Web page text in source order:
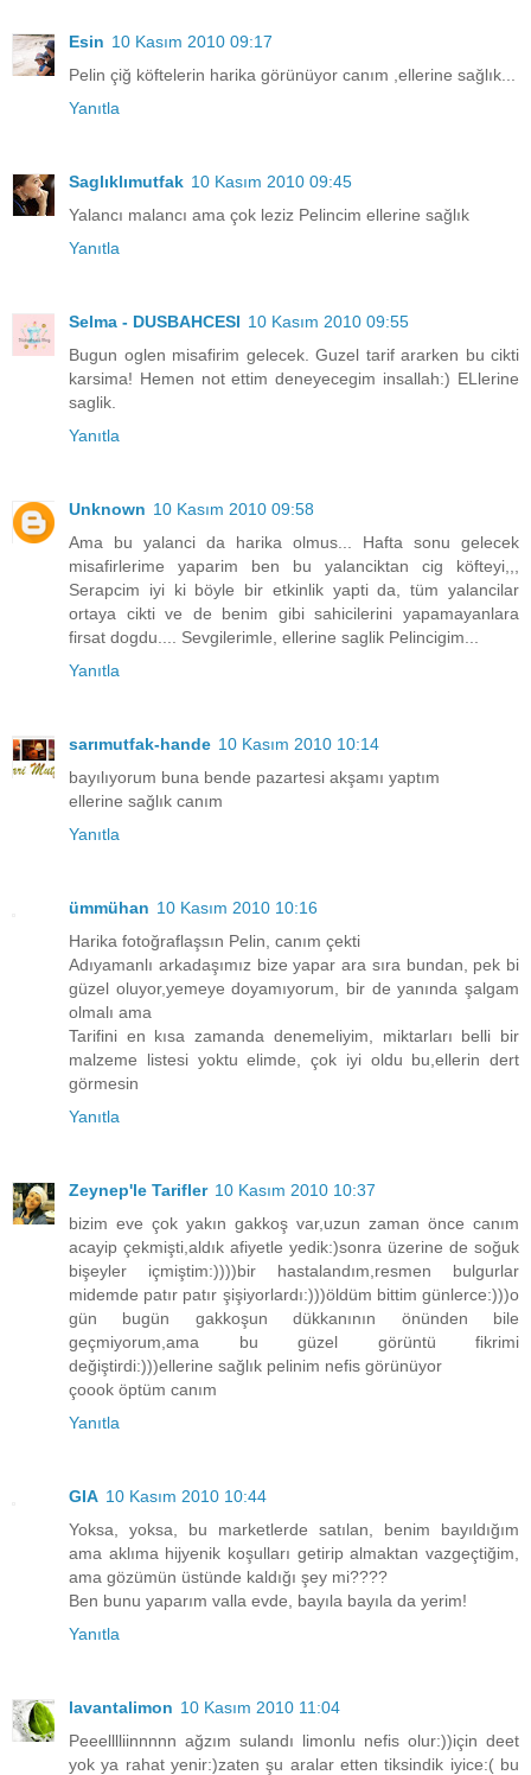
Esin 10 Kasım 2010 09:17
Pelin çiğ köftelerin harika görünüyor canım ,ellerine sağlık...
Yanıtla
Saglıklımutfak 10 Kasım 2010 09:45
Yalancı malancı ama çok leziz Pelincim ellerine sağlık
Yanıtla
Selma - DUSBAHCESI 10 Kasım 2010 09:55
Bugun oglen misafirim gelecek. Guzel tarif ararken bu cikti
karsima! Hemen not ettim deneyecegim insallah:) ELlerine
saglik.
Yanıtla
Unknown 10 Kasım 2010 09:58
Ama bu yalanci da harika olmus... Hafta sonu gelecek
misafirlerime yaparim ben bu yalanciktan cig köfteyi,,,
Serapcim iyi ki böyle bir etkinlik yapti da, tüm yalancilar
ortaya cikti ve de benim gibi sahicilerini yapamayanlara
firsat dogdu.... Sevgilerimle, ellerine saglik Pelincigim...
Yanıtla
sarımutfak-hande 10 Kasım 2010 10:14
bayılıyorum buna bende pazartesi akşamı yaptım
ellerine sağlık canım
Yanıtla
ümmühan 10 Kasım 2010 10:16
Harika fotoğraflaşsın Pelin, canım çekti
Adıyamanlı arkadaşımız bize yapar ara sıra bundan, pek bi
güzel oluyor,yemeye doyamıyorum, bir de yanında şalgam
olmalı ama
Tarifini en kısa zamanda denemeliyim, miktarları belli bir
malzeme listesi yoktu elimde, çok iyi oldu bu,ellerin dert
görmesin
Yanıtla
Zeynep'le Tarifler 10 Kasım 2010 10:37
bizim eve çok yakın gakkoş var,uzun zaman önce canım
acayip çekmişti,aldık afiyetle yedik:)sonra üzerine de soğuk
bişeyler içmiştim:))))bir hastalandım,resmen bulgurlar
midemde patır patır şişiyorlardı:)))öldüm bittim günlerce:)))o
gün bugün gakkoşun dükkanının önünden bile
geçmiyorum,ama bu güzel görüntü fikrimi
değiştirdi:)))ellerine sağlık pelinim nefis görünüyor
çoook öptüm canım
Yanıtla
GIA 10 Kasım 2010 10:44
Yoksa, yoksa, bu marketlerde satılan, benim bayıldığım
ama aklıma hijyenik koşulları getirip almaktan vazgeçtiğim,
ama gözümün üstünde kaldığı şey mi????
Ben bunu yaparım valla evde, bayıla bayıla da yerim!
Yanıtla
lavantalimon 10 Kasım 2010 11:04
Peeelllliinnnnn ağzım sulandı limonlu nefis olur:))için deet
yok ya rahat yenir:)zaten şu aralar etten tiksindik iyice:( bu